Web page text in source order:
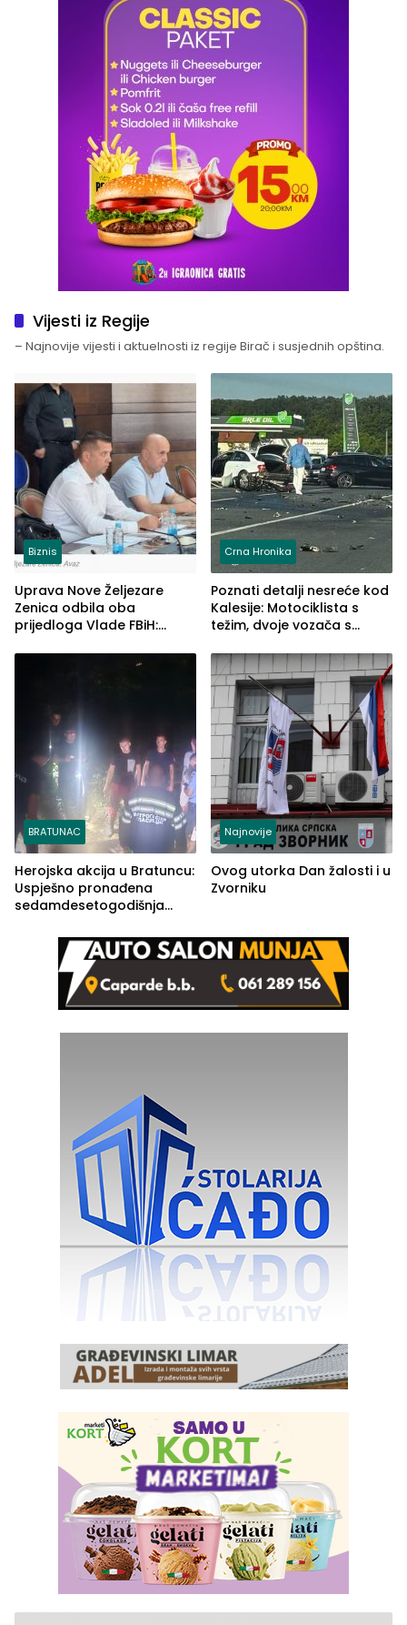
Vijesti iz Regije
– Najnovije vijesti i aktuelnosti iz regije Birač i susjednih opština.
Biznis
Uprava Nove Željezare
Zenica odbila oba
prijedloga Vlade FBiH:
rješenje
Crna Hronika
Poznati detalji nesreće kod
Kalesije: Motociklista s
težim, dvoje vozača s
BRATUNAC
Herojska akcija u Bratuncu:
Uspješno pronađena
sedamdesetogodišnja
Kravice.
Najnovije
Ovog utorka Dan žalosti i u
Zvorniku